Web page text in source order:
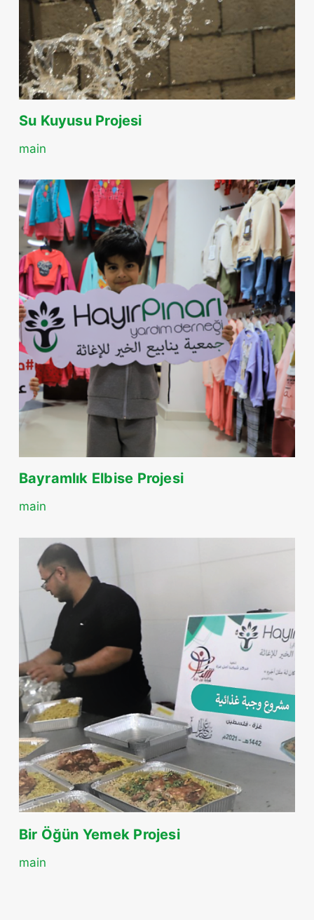
Su Kuyusu Projesi
main
Bayramlık Elbise Projesi
main
Bir Öğün Yemek Projesi
main